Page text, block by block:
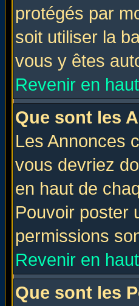
protégés par
soit utiliser la
vous y êtes
Revenir en haut
Que sont les
Les Annonces
vous devriez
en haut de
Pouvoir poster
permissions
Revenir en haut
Que sont les